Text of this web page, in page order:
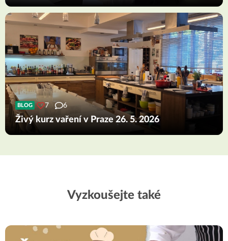
BLOG 7 6
Živý kurz vaření v Praze 26. 5. 2026
Vyzkoušejte také